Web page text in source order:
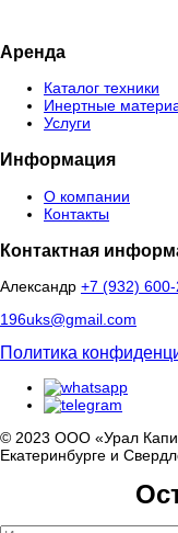
Аренда
Каталог техники
Инертные
Услуги
Информация
О компании
Контакты
Контактная
Александр +7 (932)
196uks@gmail.com
Политика
© 2023 ООО «Урал
Екатеринбурге и